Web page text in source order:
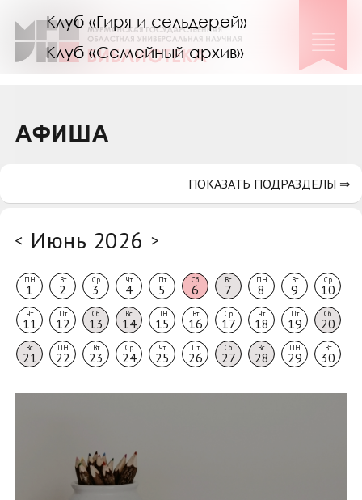
Клуб «Гиря и сельдерей»
Клуб «Семейный архив»
Коллегам
АФИША
< Июнь 2026 >
ПН
1
Вт
2
Ср
3
Чт
4
Пт
5
Сб
6
Вс
7
ПН
8
Вт
9
Ср
10
Чт
11
Пт
12
Сб
13
Вс
14
ПН
15
Вт
16
Ср
17
Чт
18
Пт
19
Сб
20
Вс
21
ПН
22
Вт
23
Ср
24
Чт
25
Пт
26
Сб
27
Вс
28
ПН
29
Вт
30
ПОКАЗАТЬ ПОДРАЗДЕЛЫ ⇒